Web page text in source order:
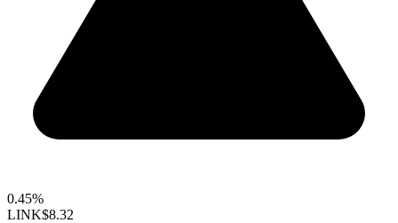
0.45%
LINK$8.32